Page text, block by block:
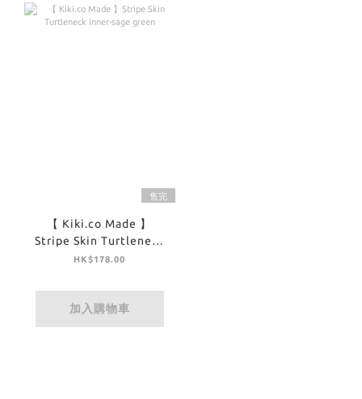
售完
【 Kiki.co Made 】
Stripe Skin Turtleneck
inner-sage green
HK$178.00
加入購物車